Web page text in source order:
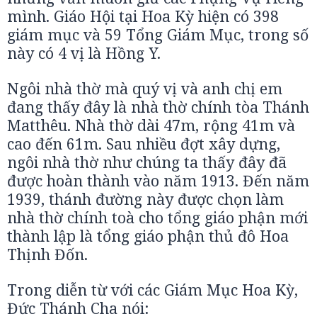
mình. Giáo Hội tại Hoa Kỳ hiện có 398
giám mục và 59 Tổng Giám Mục, trong số
này có 4 vị là Hồng Y.
Ngôi nhà thờ mà quý vị và anh chị em
đang thấy đây là nhà thờ chính tòa Thánh
Matthêu. Nhà thờ dài 47m, rộng 41m và
cao đến 61m. Sau nhiều đợt xây dựng,
ngôi nhà thờ như chúng ta thấy đây đã
được hoàn thành vào năm 1913. Đến năm
1939, thánh đường này được chọn làm
nhà thờ chính toà cho tổng giáo phận mới
thành lập là tổng giáo phận thủ đô Hoa
Thịnh Đốn.
Trong diễn từ với các Giám Mục Hoa Kỳ,
Đức Thánh Cha nói: